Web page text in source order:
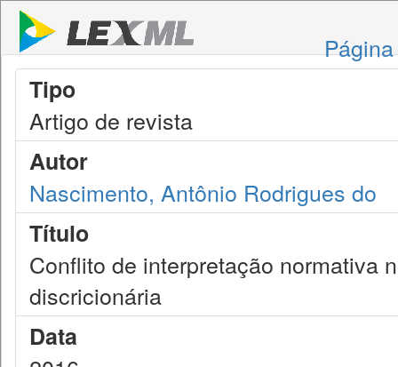
Tipo
Artigo de revista
Autor
Nascimento, Antônio Rodrigues do
Título
Conflito de interpretação normativa
discricionária
Data